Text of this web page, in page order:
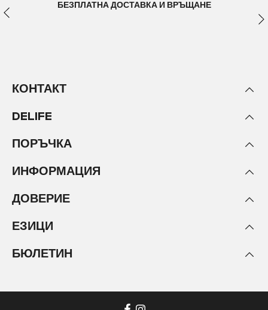
БЕЗПЛАТНА ДОСТАВКА И ВРЪЩАНЕ
КОНТАКТ
DELIFE
ПОРЪЧКА
ИНФОРМАЦИЯ
ДОВЕРИЕ
ЕЗИЦИ
БЮЛЕТИН